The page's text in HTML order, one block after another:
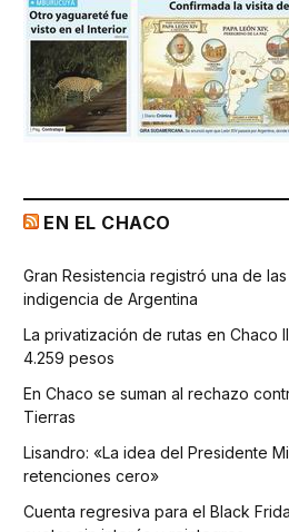
EN EL CHACO
Gran Resistencia registró una de
indigencia de Argentina
La privatización de rutas en Chaco
4.259 pesos
En Chaco se suman al rechazo
Tierras
Lisandro: «La idea del Presidente
retenciones cero»
Cuenta regresiva para el Black